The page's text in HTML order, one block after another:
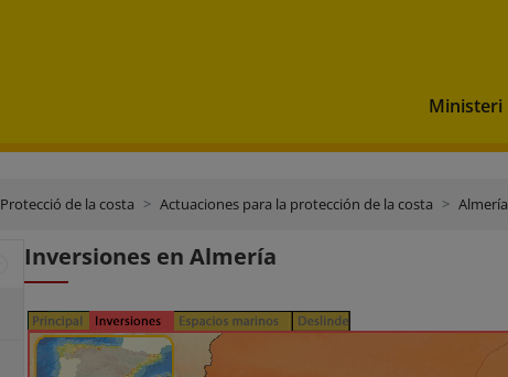
Ministeri
Protecció de la costa Actuaciones para la protección de la costa Almería
Inversiones en Almería